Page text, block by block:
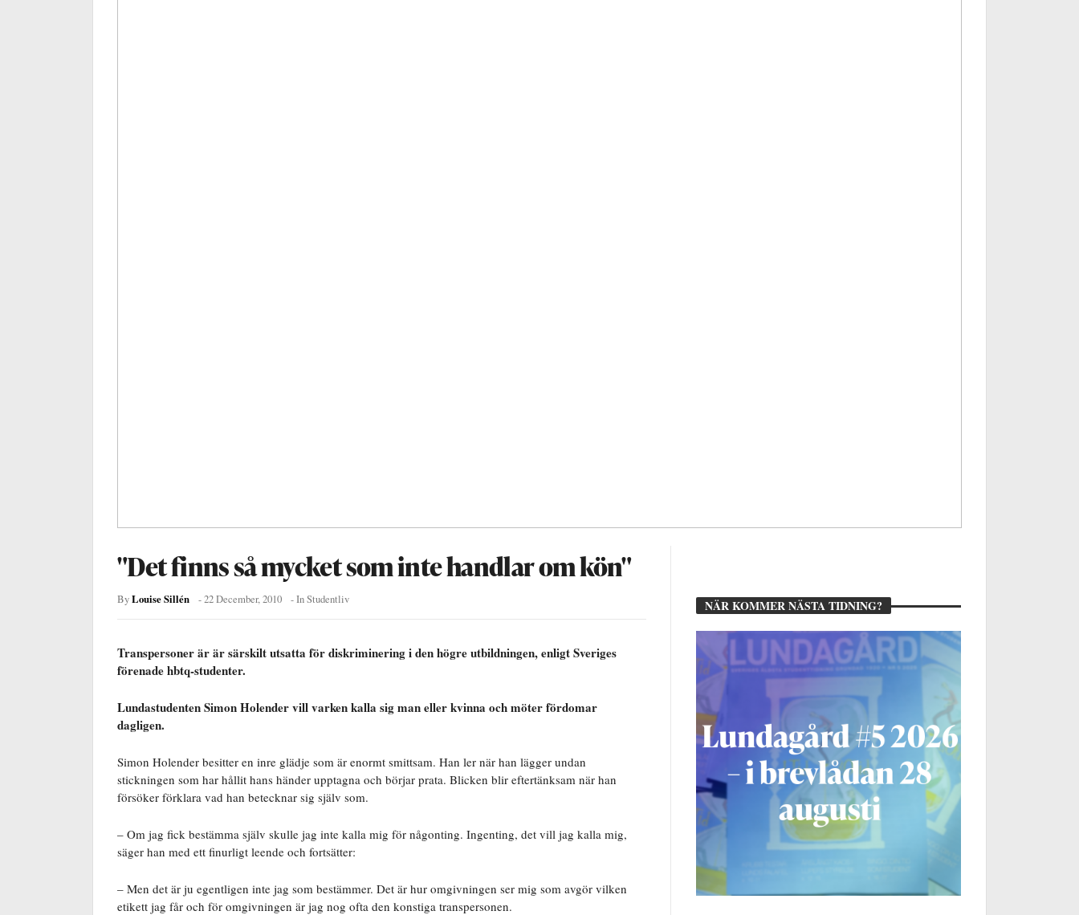
"Det finns så mycket som inte handlar om kön"
ByLouise Sillén -22 December, 2010 - InStudentliv
Transpersoner är är särskilt utsatta för diskriminering i den högre utbildningen, enligt Sveriges
förenade hbtq-studenter.
Lundastudenten Simon Holender vill varken kalla sig man eller kvinna och möter fördomar
dagligen.
Simon Holender besitter en inre glädje som är enormt smittsam. Han ler när han lägger undan
stickningen som har hållit hans händer upptagna och börjar prata. Blicken blir eftertänksam när han
försöker förklara vad han betecknar sig själv som.
– Om jag fick bestämma själv skulle jag inte kalla mig för någonting. Ingenting, det vill jag kalla mig,
säger han med ett finurligt leende och fortsätter:
– Men det är ju egentligen inte jag som bestämmer. Det är hur omgivningen ser mig som avgör vilken
etikett jag får och för omgivningen är jag nog ofta den konstiga transpersonen.
NÄR KOMMER NÄSTA TIDNING?